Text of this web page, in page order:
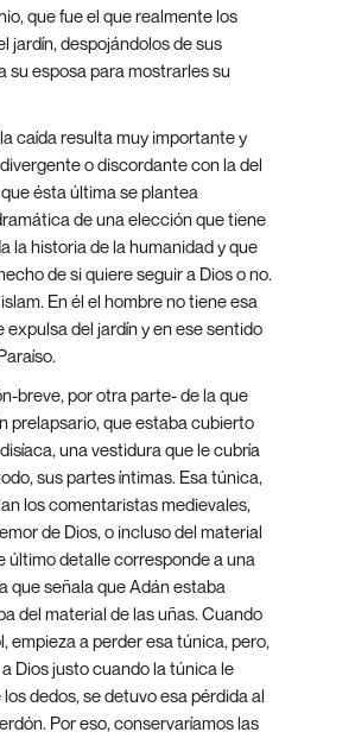
que fue el que realmente los
jardín, despojándolos de sus
su esposa para mostrarles su
caída resulta muy importante y
o discordante con la del
ésta última se plantea
de una elección que tiene
la historia de la humanidad y que
de si quiere seguir a Dios o no.
En él el hombre no tiene esa
expulsa del jardín y en ese sentido
breve, por otra parte- de la que
prelapsario, que estaba cubierto
una vestidura que le cubría
sus partes íntimas. Esa túnica,
los comentaristas medievales,
de Dios, o incluso del material
último detalle corresponde a una
que señala que Adán estaba
del material de las uñas. Cuando
empieza a perder esa túnica, pero,
Dios justo cuando la túnica le
dedos, se detuvo esa pérdida al
Por eso, conservaríamos las